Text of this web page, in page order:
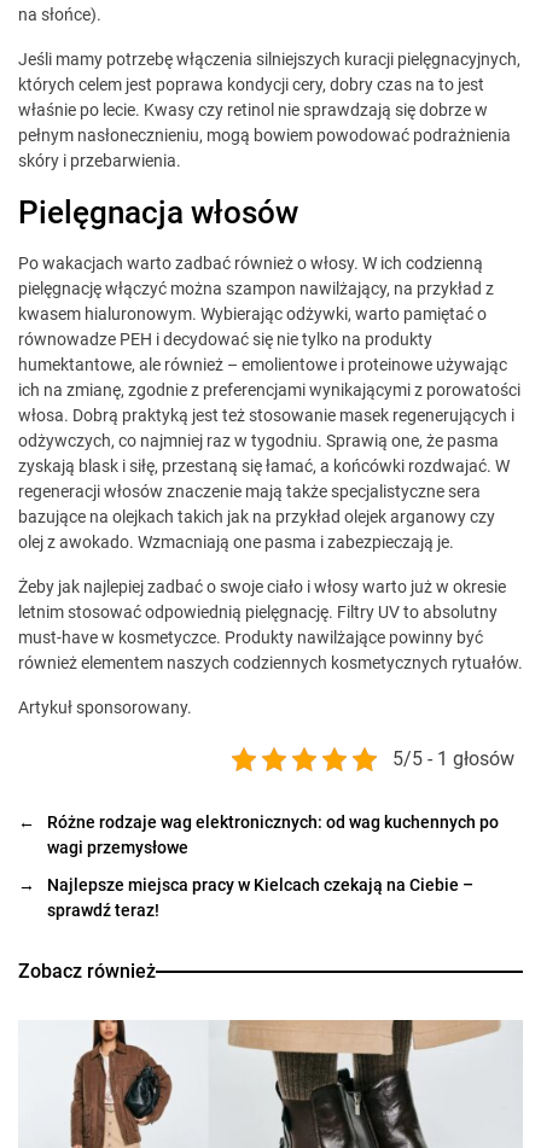
na słońce).
Jeśli mamy potrzebę włączenia silniejszych kuracji pielęgnacyjnych,
których celem jest poprawa kondycji cery, dobry czas na to jest
właśnie po lecie. Kwasy czy retinol nie sprawdzają się dobrze w
pełnym nasłonecznieniu, mogą bowiem powodować podrażnienia
skóry i przebarwienia.
Pielęgnacja włosów
Po wakacjach warto zadbać również o włosy. W ich codzienną
pielęgnację włączyć można szampon nawilżający, na przykład z
kwasem hialuronowym. Wybierając odżywki, warto pamiętać o
równowadze PEH i decydować się nie tylko na produkty
humektantowe, ale również – emolientowe i proteinowe używając
ich na zmianę, zgodnie z preferencjami wynikającymi z porowatości
włosa. Dobrą praktyką jest też stosowanie masek regenerujących i
odżywczych, co najmniej raz w tygodniu. Sprawią one, że pasma
zyskają blask i siłę, przestaną się łamać, a końcówki rozdwajać. W
regeneracji włosów znaczenie mają także specjalistyczne sera
bazujące na olejkach takich jak na przykład olejek arganowy czy
olej z awokado. Wzmacniają one pasma i zabezpieczają je.
Żeby jak najlepiej zadbać o swoje ciało i włosy warto już w okresie
letnim stosować odpowiednią pielęgnację. Filtry UV to absolutny
must-have w kosmetyczce. Produkty nawilżające powinny być
również elementem naszych codziennych kosmetycznych rytuałów.
Artykuł sponsorowany.
5/5 - 1 głosów
←
Różne rodzaje wag elektronicznych: od wag kuchennych po
wagi przemysłowe
→
Najlepsze miejsca pracy w Kielcach czekają na Ciebie –
sprawdź teraz!
Zobacz również